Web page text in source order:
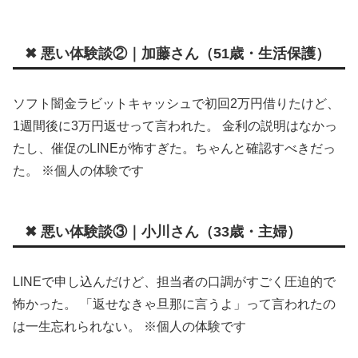
✖ 悪い体験談②｜加藤さん（51歳・生活保護）
ソフト闇金ラビットキャッシュで初回2万円借りたけど、
1週間後に3万円返せって言われた。 金利の説明はなかっ
たし、催促のLINEが怖すぎた。ちゃんと確認すべきだっ
た。 ※個人の体験です
✖ 悪い体験談③｜小川さん（33歳・主婦）
LINEで申し込んだけど、担当者の口調がすごく圧迫的で
怖かった。 「返せなきゃ旦那に言うよ」って言われたの
は一生忘れられない。 ※個人の体験です